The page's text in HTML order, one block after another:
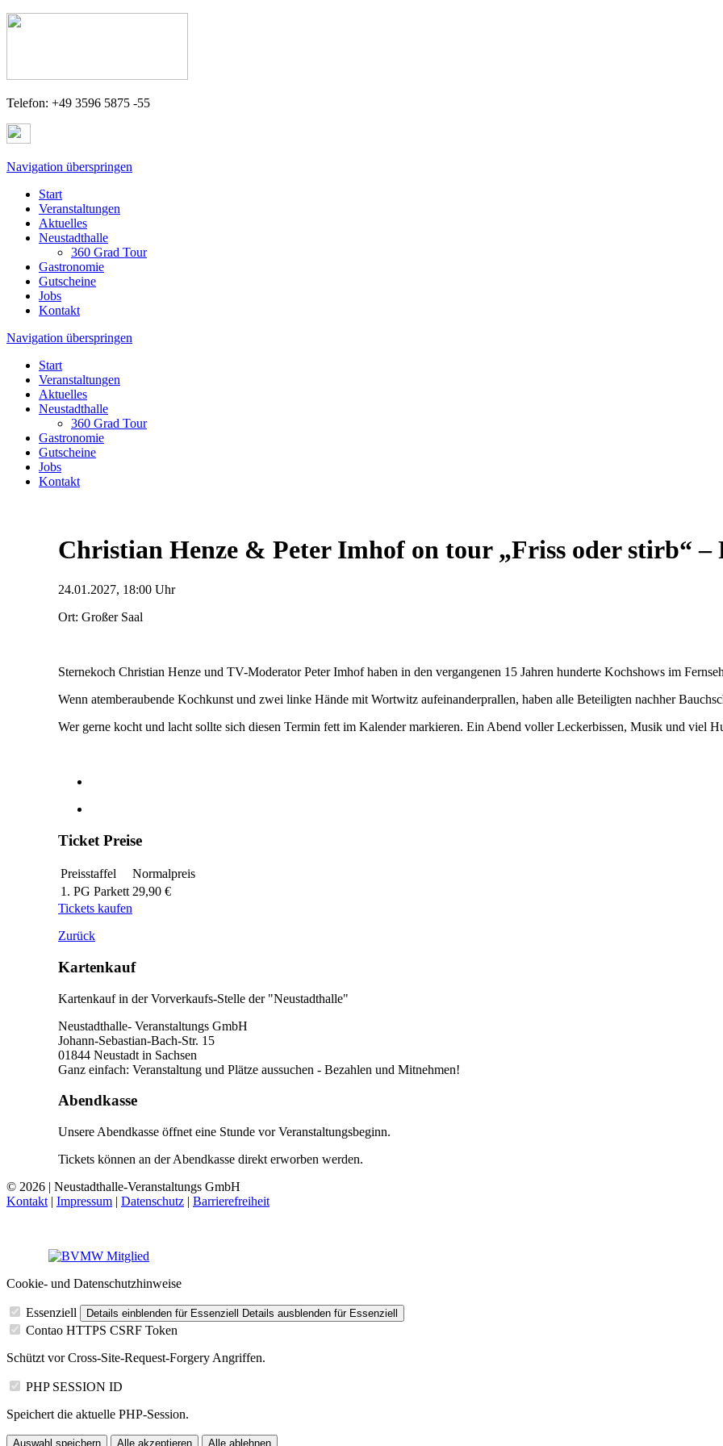
Telefon: +49 3596 5875 -55
Navigation überspringen
Start
Veranstaltungen
Aktuelles
Neustadthalle
360 Grad Tour
Gastronomie
Gutscheine
Jobs
Kontakt
Navigation überspringen
Start
Veranstaltungen
Aktuelles
Neustadthalle
360 Grad Tour
Gastronomie
Gutscheine
Jobs
Kontakt
Christian Henze & Peter Imhof on tour „Friss oder stirb“
24.01.2027, 18:00 Uhr
Ort: Großer Saal
Sternekoch Christian Henze und TV-Moderator Peter Imhof haben in den vergangenen 15 Jahren hunderte Kochshows im
Wenn atemberaubende Kochkunst und zwei linke Hände mit Wortwitz aufeinanderprallen, haben alle Beteiligten nachher
Wer gerne kocht und lacht sollte sich diesen Termin fett im Kalender markieren. Ein Abend voller Leckerbissen, Musik und viel
Ticket Preise
Preisstaffel
Normalpreis
1. PG Parkett 29,90 €
Tickets kaufen
Zurück
Kartenkauf
Kartenkauf in der Vorverkaufs-Stelle der "Neustadthalle"
Neustadthalle- Veranstaltungs GmbH
Johann-Sebastian-Bach-Str. 15
01844 Neustadt in Sachsen
Ganz einfach: Veranstaltung und Plätze aussuchen - Bezahlen und Mitnehmen!
Abendkasse
Unsere Abendkasse öffnet eine Stunde vor Veranstaltungsbeginn.
Tickets können an der Abendkasse direkt erworben werden.
© 2026 | Neustadthalle-Veranstaltungs GmbH
Kontakt | Impressum | Datenschutz | Barrierefreiheit
Cookie- und Datenschutzhinweise
Essenziell Details einblenden für Essenziell Details ausblenden für Essenziell
Contao HTTPS CSRF Token
Schützt vor Cross-Site-Request-Forgery Angriffen.
PHP SESSION ID
Speichert die aktuelle PHP-Session.
Auswahl speichern Alle akzeptieren Alle ablehnen